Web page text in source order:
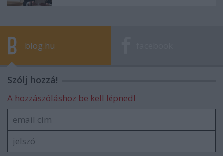
blog.hu
Szólj hozzá!
A hozzászóláshoz be kell lépned!